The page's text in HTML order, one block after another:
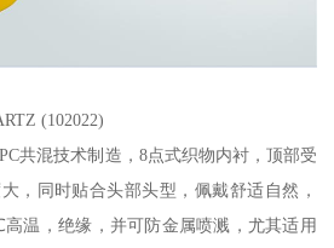
(102022)
共混技术制造，8点式织物内衬，顶部受
，同时贴合头部头型，佩戴舒适自然，
温，绝缘，并可防金属喷溅，尤其适用